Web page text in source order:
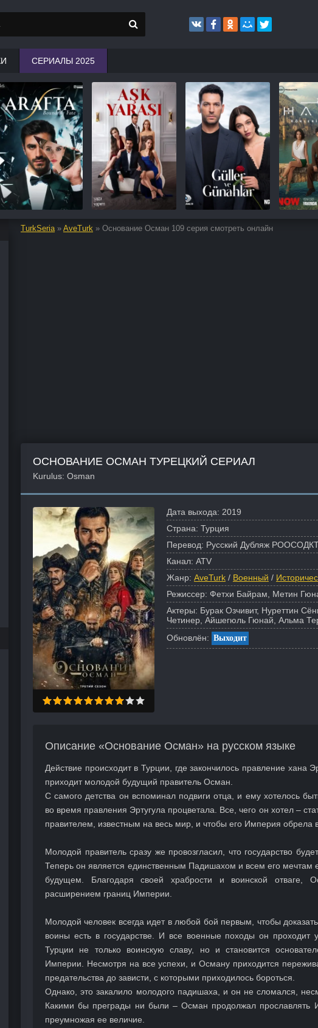
TurkSeria» AveTurk » Основание Осман 109 серия смотреть онлайн
ОСНОВАНИЕ ОСМАН ТУРЕЦКИЙ СЕРИАЛ
Kurulus: Osman
Дата выхода: 2019
Страна: Турция
Перевод: Русский Дубляж
Канал: ATV
Жанр: AveTurk / Военный /
Режиссер: Фетхи Байрам, Метин
Актеры: Бурак Озчивит, Нуреттин
Четинер, Айшегюль Гюнай, Альма
Обновлён: Выходит
Описание «Основание Осман» на русском языке
Действие происходит в Турции, где закончилось правление хана
приходит молодой будущий правитель Осман.
С самого детства он вспоминал подвиги отца, и ему хотелось
во время правления Эртугула процветала. Все, чего он хотел –
правителем, известным на весь мир, и чтобы его Империя обрела
Молодой правитель сразу же провозгласил, что государство
Теперь он является единственным Падишахом и всем его мечтам
будущем. Благодаря своей храбрости и воинской отваге,
расширением границ Империи.
Молодой человек всегда идет в любой бой первым, чтобы
воины есть в государстве. И все военные походы он проходит
Турции не только воинскую славу, но и становится
Империи. Несмотря на все успехи, и Осману приходится
предательства до зависти, с которыми приходилось бороться.
Однако, это закалило молодого падишаха, и он не сломался,
Какими бы преграды ни были – Осман продолжал прославлять
преумножая ее величие.
СЕРИАЛЫ 2025